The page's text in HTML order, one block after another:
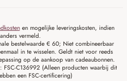
en mogelijke leveringskosten, indien
vermeld.
bestelwaarde € 60; Niet combineerbaar
in te wisselen. Geldt niet voor reeds
op de aankoop van cadeaubonnen.
FSC-C136992 (Alleen producten waarbij dit
een FSC-certificering)